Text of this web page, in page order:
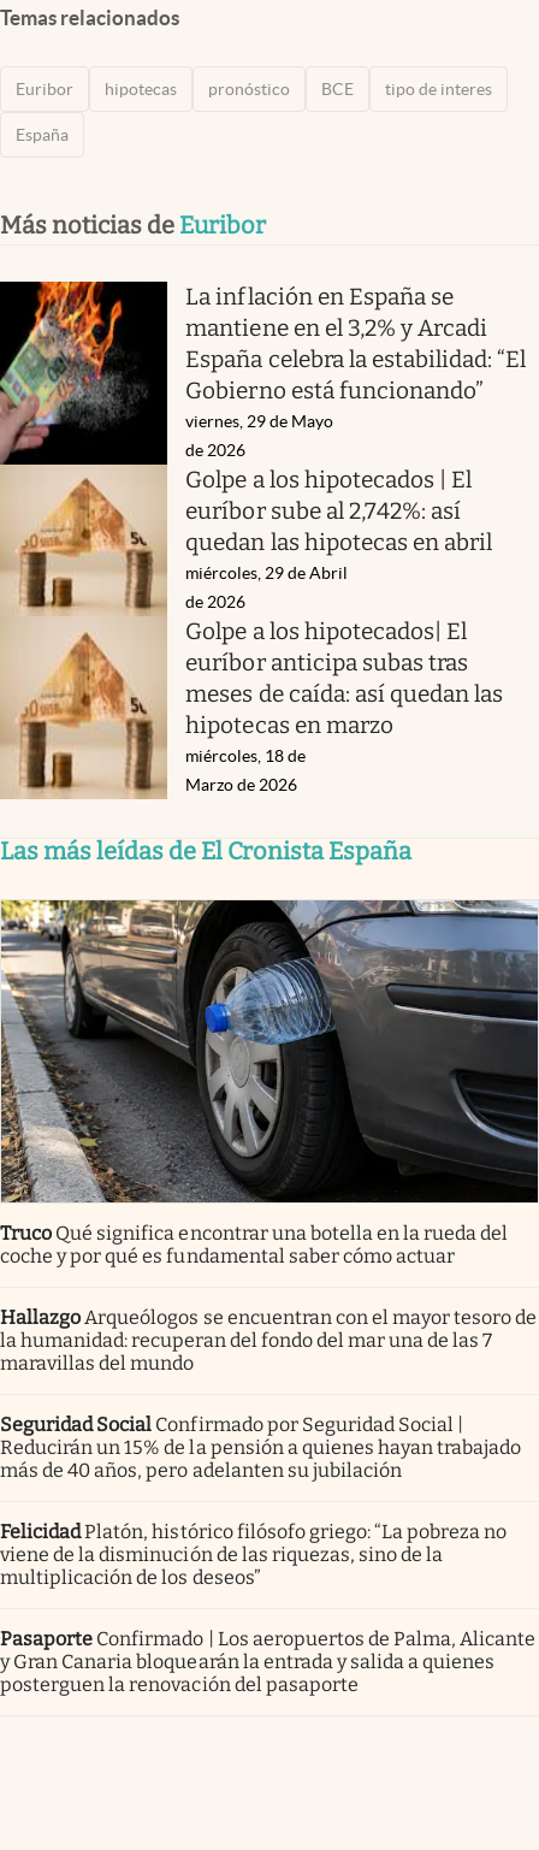
Temas relacionados
Euribor hipotecas pronóstico BCE tipo de interes
España
Más noticias de Euribor
La inflación en España se
mantiene en el 3,2% y Arcadi
España celebra la estabilidad: “El
Gobierno está funcionando”
viernes, 29 de Mayo
de 2026
Golpe a los hipotecados | El
euríbor sube al 2,742%: así
quedan las hipotecas en abril
miércoles, 29 de Abril
de 2026
Golpe a los hipotecados| El
euríbor anticipa subas tras
meses de caída: así quedan las
hipotecas en marzo
miércoles, 18 de
Marzo de 2026
Las más leídas de El Cronista España
Truco Qué significa encontrar una botella en la rueda del
coche y por qué es fundamental saber cómo actuar
Hallazgo Arqueólogos se encuentran con el mayor tesoro de
la humanidad: recuperan del fondo del mar una de las 7
maravillas del mundo
Seguridad Social Confirmado por Seguridad Social |
Reducirán un 15% de la pensión a quienes hayan trabajado
más de 40 años, pero adelanten su jubilación
FelicidadPlatón, histórico filósofo griego: “La pobreza no
viene de la disminución de las riquezas, sino de la
multiplicación de los deseos”
Pasaporte Confirmado | Los aeropuertos de Palma, Alicante
y Gran Canaria bloquearán la entrada y salida a quienes
posterguen la renovación del pasaporte